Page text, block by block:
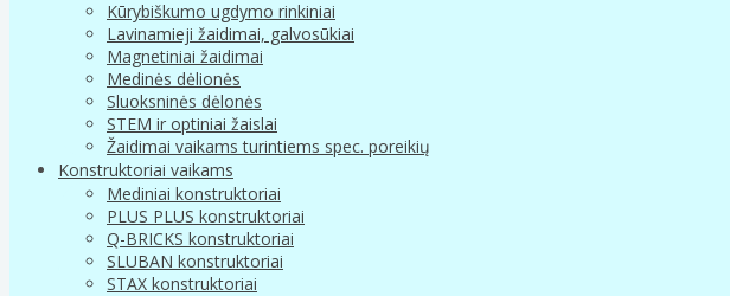
Kūrybiškumo ugdymo rinkiniai
Lavinamieji žaidimai, galvosūkiai
Magnetiniai žaidimai
Medinės dėlionės
Sluoksninės dėlonės
STEM ir optiniai žaislai
Žaidimai vaikams turintiems spec. poreikių
Konstruktoriai vaikams
Mediniai konstruktoriai
PLUS PLUS konstruktoriai
Q-BRICKS konstruktoriai
SLUBAN konstruktoriai
STAX konstruktoriai